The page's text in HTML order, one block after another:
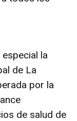
la
de La
por la
de salud de